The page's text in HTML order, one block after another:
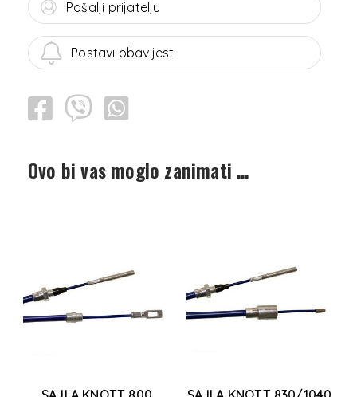
Pošalji prijatelju
Postavi obavijest
Ovo bi vas moglo zanimati …